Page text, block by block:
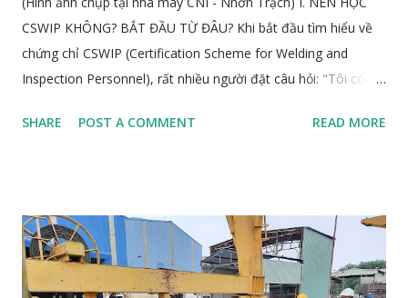
CSWIP KHÔNG? BẮT ĐẦU TỪ ĐÂU? Khi bắt đầu tìm hiểu về
chứng chỉ CSWIP (Certification Scheme for Welding and
Inspection Personnel), rất nhiều người đặt câu hỏi: "Tôi có
hướng mà nằm ở định hướng nghề nghiệp, kiến thức, kỹ năng
dựng cơ khí? Bạn có dự định theo đuổi nghề giám sát chất
lượng lâu dài không? Nếu câu trả lời là "chưa", tốt nhất bạn
không nên học CSWIP ngay , vì đây là hướng đi chuyên biệt
SHARE POST A COMMENT READ MORE